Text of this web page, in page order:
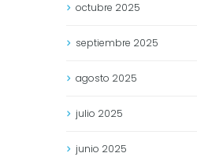
octubre 2025
septiembre 2025
agosto 2025
julio 2025
junio 2025